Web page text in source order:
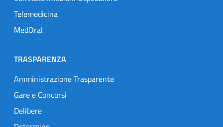
Telemedicina
MedOral
TRASPARENZA
Amministrazione Trasparente
Gare e Concorsi
Delibere